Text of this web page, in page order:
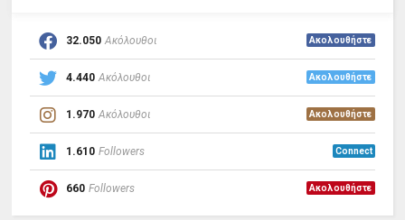
32.050 Ακόλουθοι Ακολουθήστε
4.440 Ακόλουθοι Ακολουθήστε
1.970 Ακόλουθοι Ακολουθήστε
1.610 Followers Connect
660 Followers Ακολουθήστε